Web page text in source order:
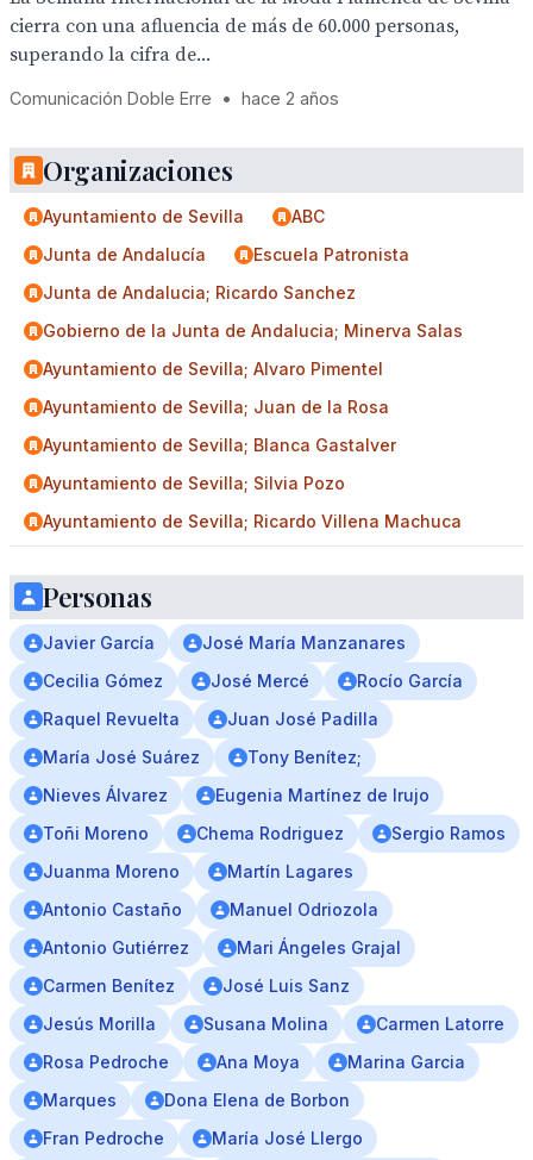
cierra con una afluencia de más de 60.000 personas,
superando la cifra de...
Comunicación Doble Erre • hace 2 años
Organizaciones
Ayuntamiento de Sevilla
ABC
Junta de Andalucía
Escuela Patronista
Junta de Andalucia; Ricardo Sanchez
Gobierno de la Junta de Andalucia; Minerva Salas
Ayuntamiento de Sevilla; Alvaro Pimentel
Ayuntamiento de Sevilla; Juan de la Rosa
Ayuntamiento de Sevilla; Blanca Gastalver
Ayuntamiento de Sevilla; Silvia Pozo
Ayuntamiento de Sevilla; Ricardo Villena Machuca
Personas
Javier García
José María Manzanares
Cecilia Gómez
José Mercé
Rocío García
Raquel Revuelta
Juan José Padilla
María José Suárez
Tony Benítez;
Nieves Álvarez
Eugenia Martínez de Irujo
Toñi Moreno
Chema Rodriguez
Sergio Ramos
Juanma Moreno
Martín Lagares
Antonio Castaño
Manuel Odriozola
Antonio Gutiérrez
Mari Ángeles Grajal
Carmen Benítez
José Luis Sanz
Jesús Morilla
Susana Molina
Carmen Latorre
Rosa Pedroche
Ana Moya
Marina Garcia
Marques
Dona Elena de Borbon
Fran Pedroche
María José Llergo